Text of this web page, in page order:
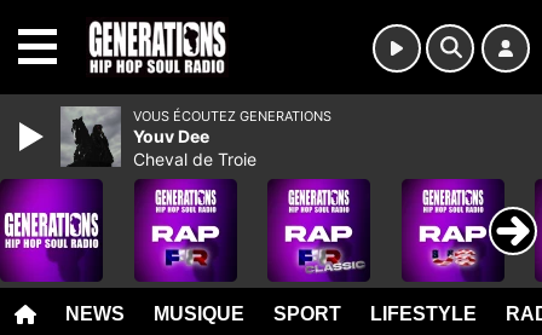
NEWS MUSIQUE SPORT LIFESTYLE
VOUS ÉCOUTEZ GENERATIONS
Youv Dee
Cheval de Troie